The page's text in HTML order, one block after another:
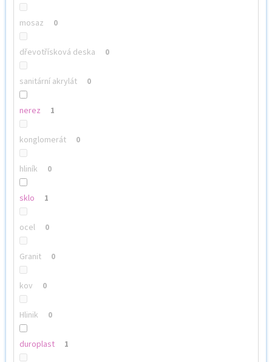
mosaz 0
dřevotřísková deska 0
sanitární akrylát 0
nerez 1
konglomerát 0
hliník 0
sklo 1
ocel 0
Granit 0
kov 0
Hlinik 0
duroplast 1